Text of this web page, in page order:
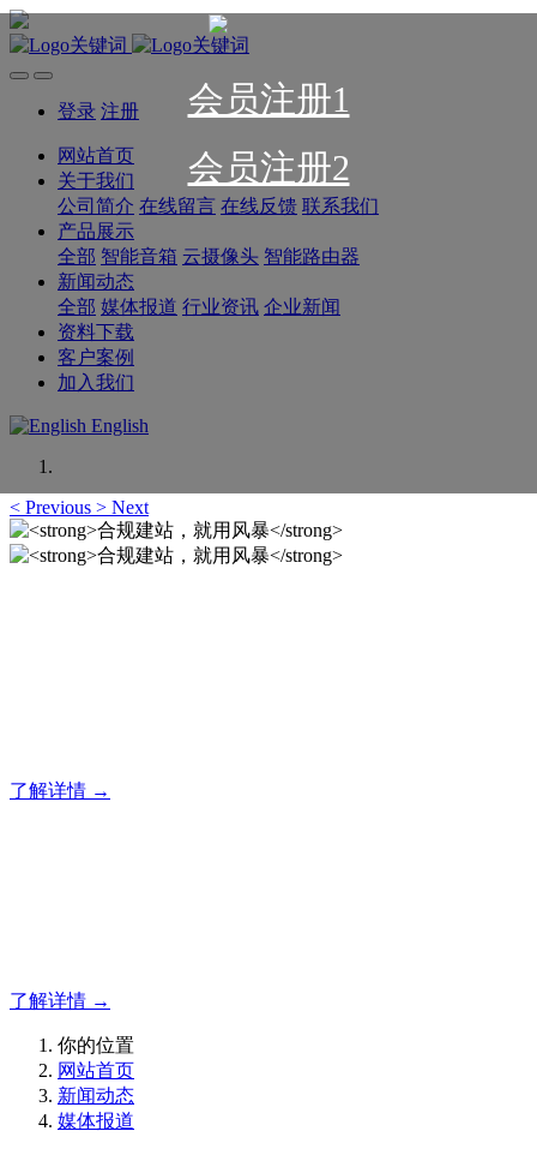
会员注册1
会员注册2
登录 注册
网站首页
关于我们
公司简介 在线留言 在线反馈 联系我们
产品展示
全部 智能音箱 云摄像头 智能路由器
新闻动态
全部 媒体报道 行业资讯 企业新闻
资料下载
客户案例
加入我们
English
< Previous > Next
了解详情 →
了解详情 →
你的位置
网站首页
新闻动态
媒体报道